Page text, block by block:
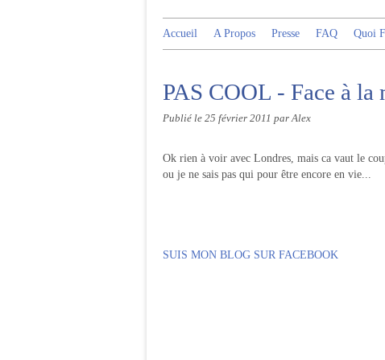
Accueil A Propos Presse FAQ Quoi
PAS COOL - Face à la
Publié le 25 février 2011 par Alex
Ok rien à voir avec Londres, mais ca vaut le
ou je ne sais pas qui pour être encore en vie...
SUIS MON BLOG SUR FACEBOOK